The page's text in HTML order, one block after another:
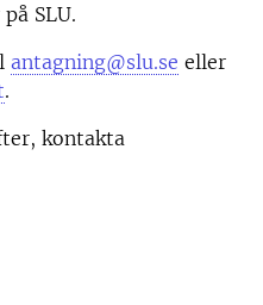
SLU.
antagning@slu.se eller
.
kontakta